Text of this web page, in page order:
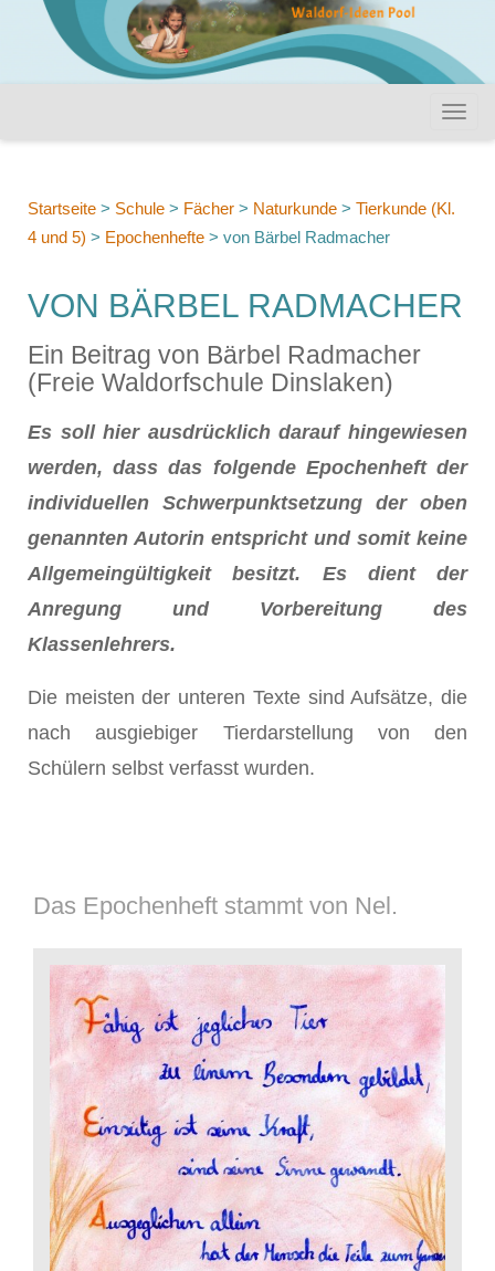
Startseite > Schule > Fächer > Naturkunde > Tierkunde (Kl.
4 und 5) > Epochenhefte > von Bärbel Radmacher
VON BÄRBEL RADMACHER
Ein Beitrag von Bärbel Radmacher
(Freie Waldorfschule Dinslaken)
Es soll hier ausdrücklich darauf hingewiesen
werden, dass das folgende Epochenheft der
individuellen Schwerpunktsetzung der oben
genannten Autorin entspricht und somit keine
Allgemeingültigkeit besitzt. Es dient der
Anregung und Vorbereitung des
Klassenlehrers.
Die meisten der unteren Texte sind Aufsätze, die
nach ausgiebiger Tierdarstellung von den
Schülern selbst verfasst wurden.
Das Epochenheft stammt von Nel.